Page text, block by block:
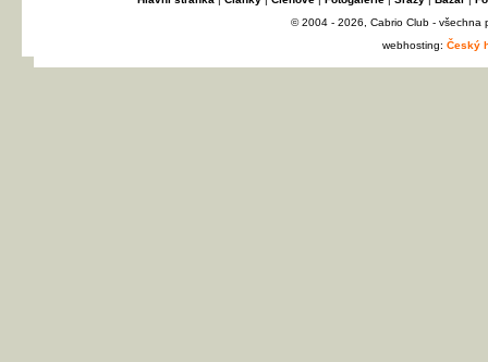
© 2004 - 2026, Cabrio Club - všechna
webhosting: Český